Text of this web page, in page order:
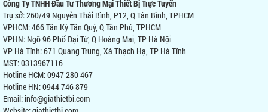
Công Ty TNHH Đầu Tư Thương Mại Thiết Bị Trực Tuyến
Trụ sở: 260/49 Nguyễn Thái Bình, P12, Q Tân Bình, TPHCM
VPHCM: 466 Tân Kỳ Tân Quý, Q Tân Phú, TPHCM
VPHN: Ngõ 96 Phố Đại Từ, Q Hoàng Mai, TP Hà Nội
VP Hà Tĩnh: 671 Quang Trung, Xã Thạch Hạ, TP Hà Tĩnh
MST: 0313967116
Hotline HCM: 0947 280 467
Hotline HN: 0944 746 879
Email: info@giathietbi.com